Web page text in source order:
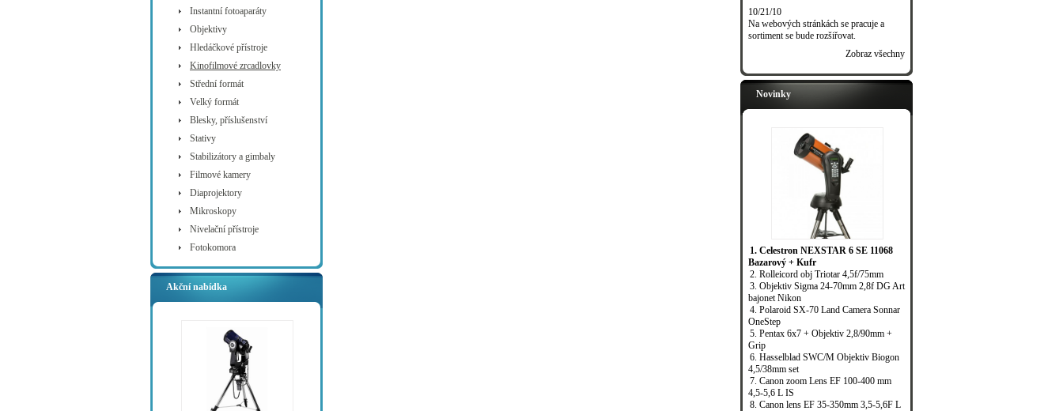
Instantní fotoaparáty
Objektivy
Hledáčkové přístroje
Kinofilmové zrcadlovky
Střední formát
Velký formát
Blesky, příslušenství
Stativy
Stabilizátory a gimbaly
Filmové kamery
Diaprojektory
Mikroskopy
Nivelační přístroje
Fotokomora
Akční nabídka
10/21/10
Na webových stránkách se pracuje a
sortiment se bude rozšiřovat.
Zobraz všechny
Novinky
1. Celestron NEXSTAR 6 SE 11068
Bazarový + Kufr
2. Rolleicord obj Triotar 4,5f/75mm
3. Objektiv Sigma 24-70mm 2,8f DG Art
bajonet Nikon
4. Polaroid SX-70 Land Camera Sonnar
OneStep
5. Pentax 6x7 + Objektiv 2,8/90mm +
Grip
6. Hasselblad SWC/M Objektiv Biogon
4,5/38mm set
7. Canon zoom Lens EF 100-400 mm
4,5-5,6 L IS
8. Canon lens EF 35-350mm 3,5-5,6F L